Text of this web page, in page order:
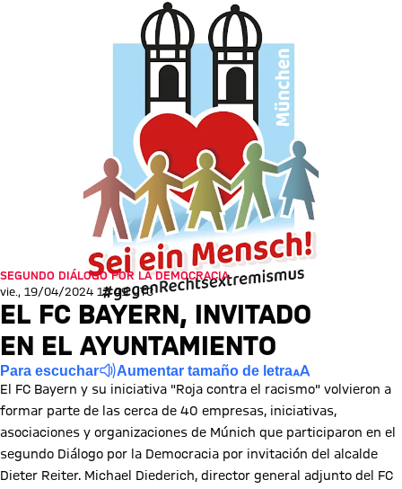
SEGUNDO DIÁLOGO POR LA DEMOCRACIA
vie., 19/04/2024 13:49 UTC
EL FC BAYERN, INVITADO
EN EL AYUNTAMIENTO
Para escuchar Aumentar tamaño de letra
El FC Bayern y su iniciativa "Roja contra el racismo" volvieron a
formar parte de las cerca de 40 empresas, iniciativas,
asociaciones y organizaciones de Múnich que participaron en el
segundo Diálogo por la Democracia por invitación del alcalde
Dieter Reiter. Michael Diederich, director general adjunto del FC